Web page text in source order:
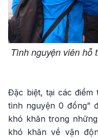
Tình nguyện viên hỗ
Đặc biệt, tại các điểm
tình nguyện 0 đồng”
khó khăn trong
khó khăn về vận